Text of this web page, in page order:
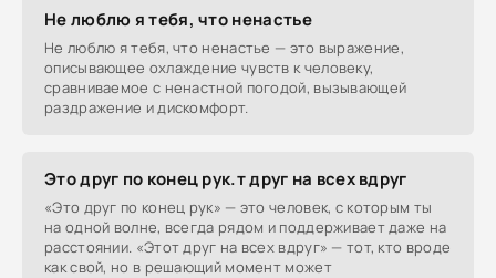
Не люблю я тебя, что ненастье
Не люблю я тебя, что ненастье — это выражение,
описывающее охлаждение чувств к человеку,
сравниваемое с ненастной погодой, вызывающей
раздражение и дискомфорт.
Это друг по конец рук.т друг на всех вдруг
«Это друг по конец рук» — это человек, с которым ты
на одной волне, всегда рядом и поддерживает даже на
расстоянии. «Этот друг на всех вдруг» — тот, кто вроде
как свой, но в решающий момент может